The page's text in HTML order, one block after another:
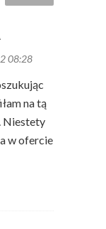
08:28
na tą
Niestety
w ofercie